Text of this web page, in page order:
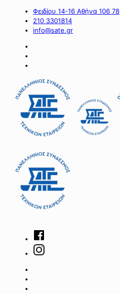
Φειδίου 14-16 Αθήνα 106 78
210 3301814
info@sate.gr